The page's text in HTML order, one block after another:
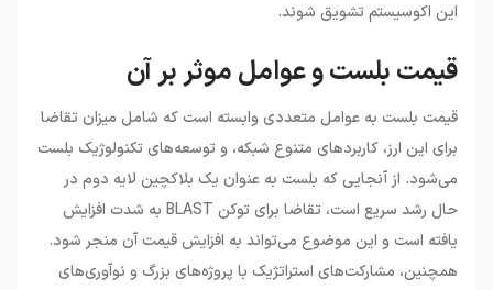
این اکوسیستم تشویق شوند.
قیمت بلست و عوامل موثر بر آن
قیمت بلست به عوامل متعددی وابسته است که شامل میزان تقاضا
برای این ارز، کاربردهای متنوع شبکه، و توسعه‌های تکنولوژیک بلست
می‌شود. از آنجایی که بلست به عنوان یک بلاکچین لایه دوم در
حال رشد سریع است، تقاضا برای توکن BLAST به شدت افزایش
یافته است و این موضوع می‌تواند به افزایش قیمت آن منجر شود.
همچنین، مشارکت‌های استراتژیک با پروژه‌های بزرگ و نوآوری‌های